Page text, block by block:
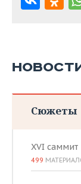
Сюжеты
XVI
499